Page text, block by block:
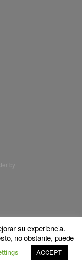
by
su experiencia.
no obstante, puede
ACCEPT